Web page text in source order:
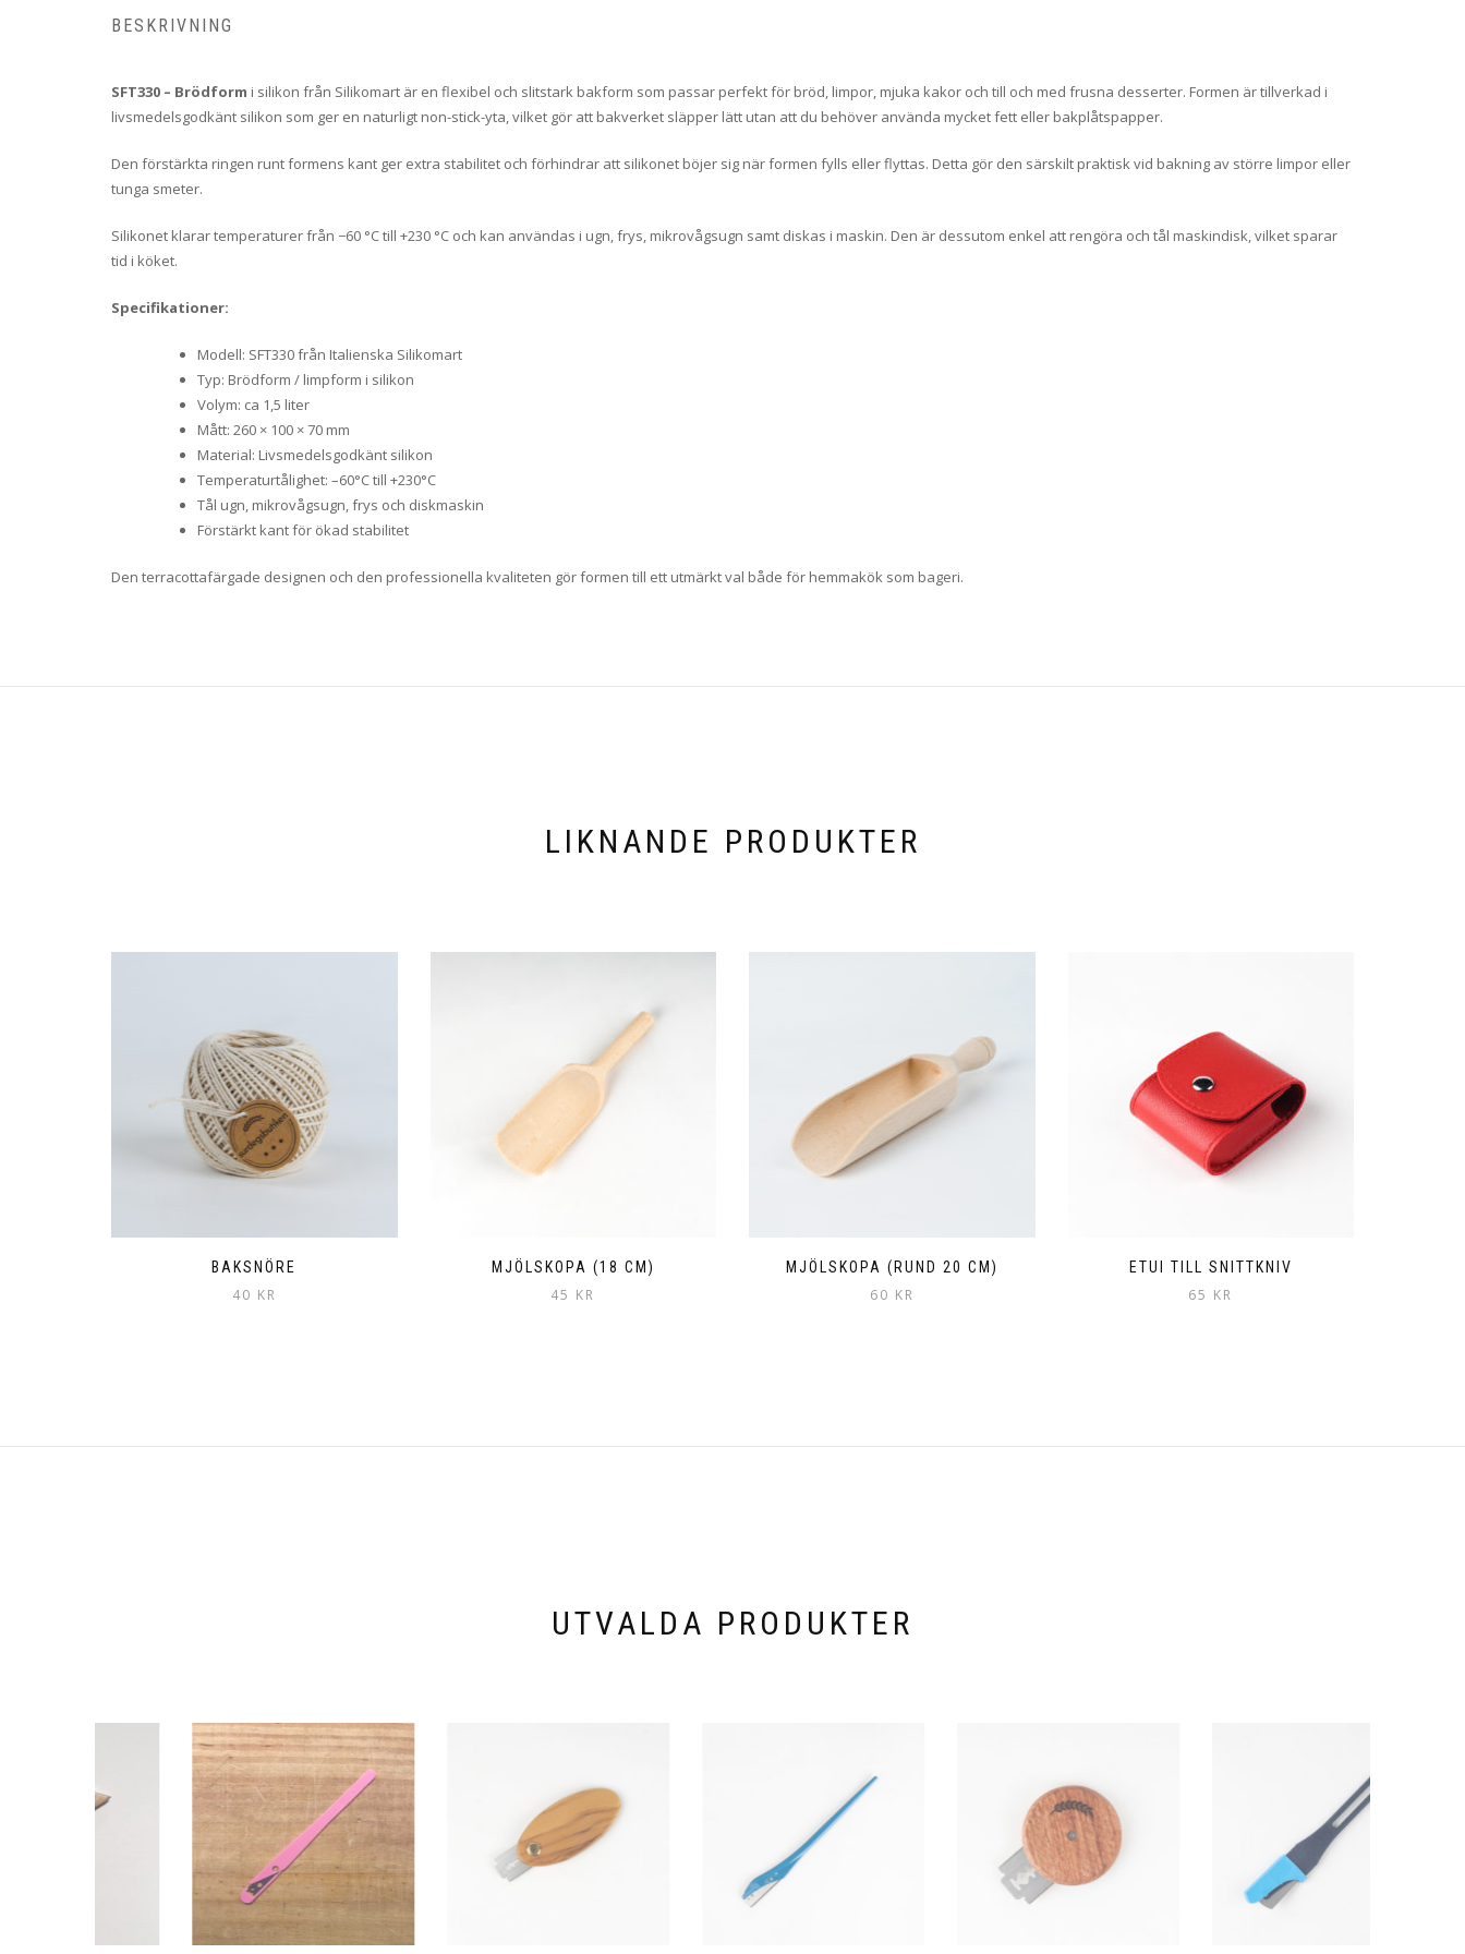
BESKRIVNING
SFT330 – Brödform i silikon från Silikomart är en flexibel och slitstark bakform som passar perfekt för bröd, limpor, mjuka kakor och till och med frusna desserter. Formen är tillverkad i
livsmedelsgodkänt silikon som ger en naturligt non-stick-yta, vilket gör att bakverket släpper lätt utan att du behöver använda mycket fett eller bakplåtspapper.
Den förstärkta ringen runt formens kant ger extra stabilitet och förhindrar att silikonet böjer sig när formen fylls eller flyttas. Detta gör den särskilt praktisk vid bakning av större limpor eller
tunga smeter.
Silikonet klarar temperaturer från −60 °C till +230 °C och kan användas i ugn, frys, mikrovågsugn samt diskas i maskin. Den är dessutom enkel att rengöra och tål maskindisk, vilket sparar
tid i köket.
Specifikationer:
Modell: SFT330 från Italienska Silikomart
Typ: Brödform / limpform i silikon
Volym: ca 1,5 liter
Mått: 260 × 100 × 70 mm
Material: Livsmedelsgodkänt silikon
Temperaturtålighet: –60°C till +230°C
Tål ugn, mikrovågsugn, frys och diskmaskin
Förstärkt kant för ökad stabilitet
Den terracottafärgade designen och den professionella kvaliteten gör formen till ett utmärkt val både för hemmakök som bageri.
LIKNANDE PRODUKTER
BAKSNÖRE
40 KR
MJÖLSKOPA (18 CM)
45 KR
MJÖLSKOPA (RUND 20 CM)
60 KR
ETUI TILL SNITTKNIV
65 KR
UTVALDA PRODUKTER